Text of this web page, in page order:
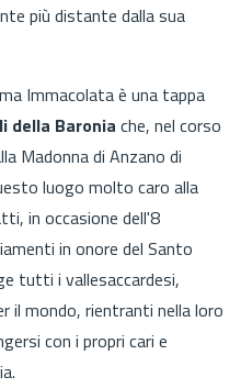
più distante dalla sua
Immacolata è una tappa
della Baronia che, nel corso
Madonna di Anzano di
luogo molto caro alla
in occasione dell'8
in onore del Santo
tutti i vallesaccardesi,
il mondo, rientranti nella loro
con i propri cari e